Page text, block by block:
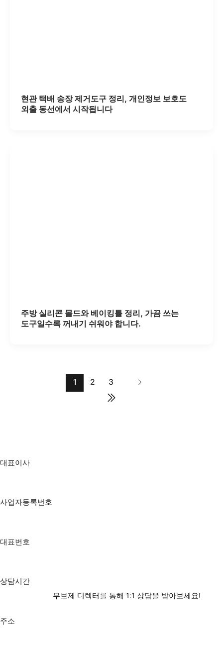
현관 택배 송장 제거도구 정리, 개인정보 보호도
외출 동선에서 시작됩니다
주방 실리콘 몰드와 베이킹틀 정리, 가끔 쓰는
도구일수록 꺼내기 쉬워야 합니다.
1 2 3
대표이사
사업자등록번호
대표번호
상담시간
평일 10:00 ~ 18:00
주소
무브제 디렉터를 통해 1:1 상담을 받아보세요!